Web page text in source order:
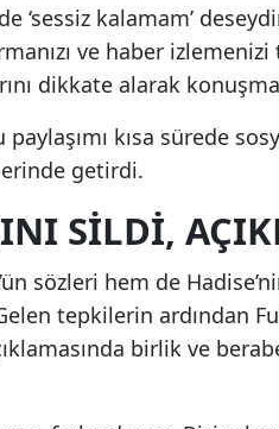
‘sessiz kalamam’
ve haber
dikkate alarak
paylaşımı kısa sürede
getirdi.
SILDI,
sözleri hem de
tepkilerin ardından
birlik ve